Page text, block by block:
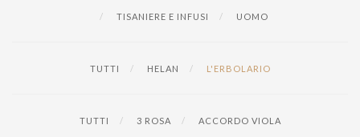
TISANIERE E INFUSI UOMO
TUTTI HELAN L'ERBOLARIO
TUTTI 3 ROSA ACCORDO VIOLA